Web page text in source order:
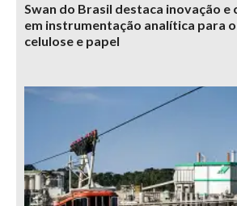
Swan do Brasil destaca inovação e
em instrumentação analítica para
celulose e papel